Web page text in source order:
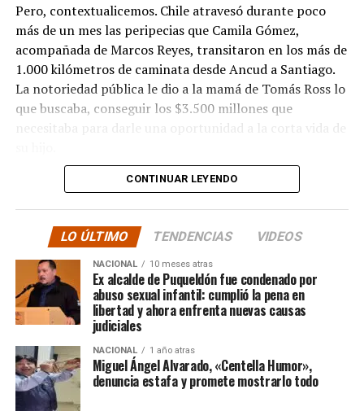
Pero, contextualicemos. Chile atravesó durante poco
más de un mes las peripecias que Camila Gómez,
acompañada de Marcos Reyes, transitaron en los más de
1.000 kilómetros de caminata desde Ancud a Santiago.
La notoriedad pública le dio a la mamá de Tomás Ross lo
que buscaba, conseguir los $3.500 millones que
necesitaba para darle una oportunidad a la corta vida de
La solidaridad y empatía de los chilenos en cada paso
sino que se superó con creces. De hecho, el último
cómputo dado a conocer reveló la suma total de
$3.689.545.200.
Según Camila Gómez, el excedente de casi $200
millones sería destinadopara los costos médicos
asociados al suministro del Elevidys «porque los 3.500
millonessolo incluye el frasco del fármaco y no los
otros gastos relacionados con los tres meses del
tratamiento
«, indicó a Meganonoticias.cl
CONTINUAR LEYENDO
LO ÚLTIMO TENDENCIAS VIDEOS
NACIONAL 10 meses atras
Ex alcalde de Puqueldón fue condenado por
abuso sexual infantil: cumplió la pena en
libertad y ahora enfrenta nuevas causas
judiciales
NACIONAL 1 año atras
Miguel Ángel Alvarado, «Centella Humor»,
denuncia estafa y promete mostrarlo todo